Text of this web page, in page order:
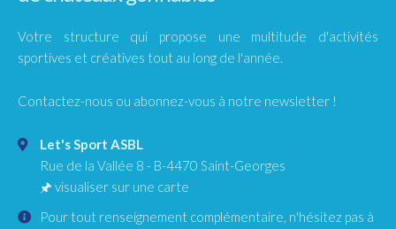
Votre structure qui propose une multitude d'activités
sportives et créatives tout au long de l'année.
Contactez-nous ou abonnez-vous à notre newsletter !
Let's Sport ASBL
Rue de la Vallée 8 - B-4470 Saint-Georges
🖈 visualiser sur une carte
Pour tout renseignement complémentaire, n'hésitez pas à